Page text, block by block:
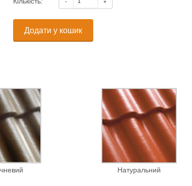
Додати у кошик
Натуральний